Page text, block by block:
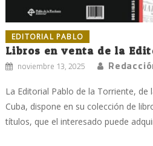
EDITORIAL PABLO
Libros en venta de la
noviembre 13, 2025
La Editorial Pablo de la Torriente, de
Cuba, dispone en su colección de
títulos, que el interesado puede